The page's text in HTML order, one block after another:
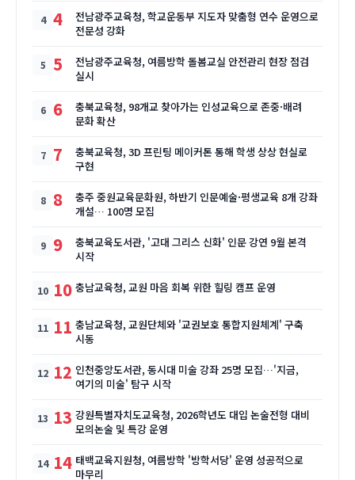
4
전남광주교육청, 학교운동부 지도자 맞춤형 연수 운영으로
전문성 강화
5
전남광주교육청, 여름방학 돌봄교실 안전관리 현장 점검
실시
6
충북교육청, 98개교 찾아가는 인성교육으로 존중·배려
문화 확산
7
충북교육청, 3D 프린팅 메이커톤 통해 학생 상상 현실로
구현
8
충주 중원교육문화원, 하반기 인문예술·평생교육 8개 강좌
개설… 100명 모집
9
충북교육도서관, '고대 그리스 신화' 인문 강연 9월 본격
시작
10 충남교육청, 교원 마음 회복 위한 힐링 캠프 운영
11 충남교육청, 교원단체와 '교권보호 통합지원체계' 구축
시동
12 인천중앙도서관, 동시대 미술 강좌 25명 모집…'지금,
여기의 미술' 탐구 시작
13 강원특별자치도교육청, 2026학년도 대입 논술전형 대비
모의논술 및 특강 운영
14 태백교육지원청, 여름방학 '방학서당' 운영 성공적으로
마무리